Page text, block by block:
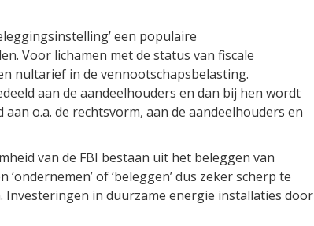
een populaire
Voor lichamen met de status van fiscale
nultarief in de vennootschapsbelasting.
aan de aandeelhouders en dan bij hen wordt
o.a. de rechtsvorm, aan de aandeelhouders en
van de FBI bestaan uit het beleggen van
of ‘beleggen’ dus zeker scherp te
Investeringen in duurzame energie installaties door